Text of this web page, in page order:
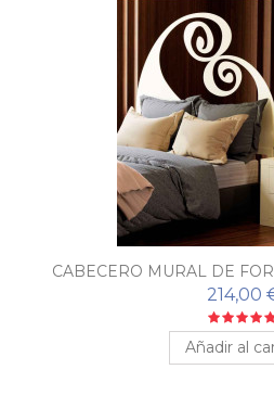
CABECERO MURAL DE
214,00
Añadir al